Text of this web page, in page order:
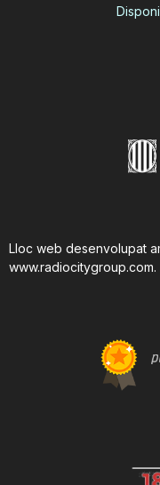
Lloc web desenvolupat
www.radiocitygroup.com.